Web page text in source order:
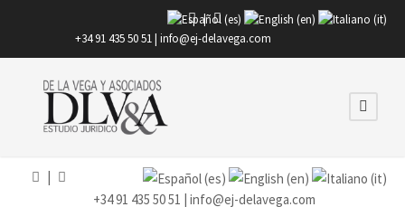
|
+34 91 435 50 51 | info@ej-delavega.com
+34 91 435 50 51 | info@ej-delavega.com